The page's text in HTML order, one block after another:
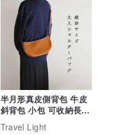
半月形真皮側背包 牛皮
斜背包 小包 可收納長夾
側背棕色
Travel Light